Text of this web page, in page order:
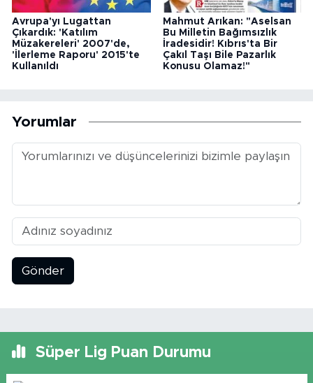
Avrupa'yı Lugattan
Çıkardık: 'Katılım
Müzakereleri' 2007'de,
'İlerleme Raporu' 2015'te
Kullanıldı
Mahmut Arıkan: "Aselsan
Bu Milletin Bağımsızlık
İradesidir! Kıbrıs'ta Bir
Çakıl Taşı Bile Pazarlık
Konusu Olamaz!"
Yorumlar
Gönder
Süper Lig Puan Durumu